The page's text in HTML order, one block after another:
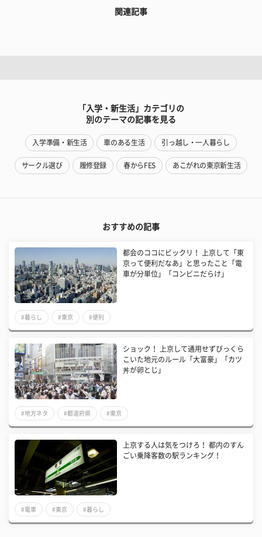
関連記事
「入学・新生活」カテゴリの
別のテーマの記事を見る
入学準備・新生活 車のある生活 引っ越し・一人暮らし
サークル選び 履修登録 春からFES あこがれの東京新生活
おすすめの記事
都会のココにビックリ！ 上京して「東
京って便利だなあ」と思ったこと「電
車が分単位」「コンビニだらけ」
#暮らし #東京 #便利
ショック！ 上京して通用せずびっくら
こいた地元のルール「大富豪」「カツ
丼が卵とじ」
#地方ネタ #都道府県 #東京
上京する人は気をつけろ！ 都内のすん
ごい乗降客数の駅ランキング！
#電車 #東京 #暮らし